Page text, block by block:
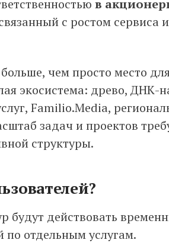
в
с ростом сервиса
чем просто место
экосистема: древо, ДНК-
Familio.Media,
задач и проектов
структуры.
будут действовать
по отдельным услугам.